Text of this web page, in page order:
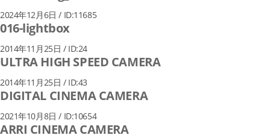
2024年12月6日 / ID:11685
016-lightbox
2014年11月25日 / ID:24
ULTRA HIGH SPEED CAMERA
2014年11月25日 / ID:43
DIGITAL CINEMA CAMERA
2021年10月8日 / ID:10654
ARRI CINEMA CAMERA